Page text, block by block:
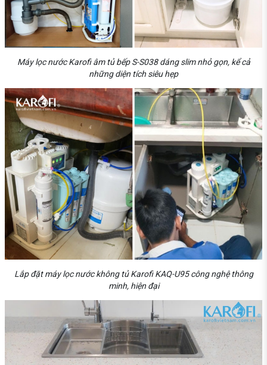
Máy lọc nước Karofi âm tủ bếp S-S038 dáng slim nhỏ gọn, kể cả
những diện tích siêu hẹp
Lắp đặt máy lọc nước không tủ Karofi KAQ-U95 công nghệ thông
minh, hiện đại